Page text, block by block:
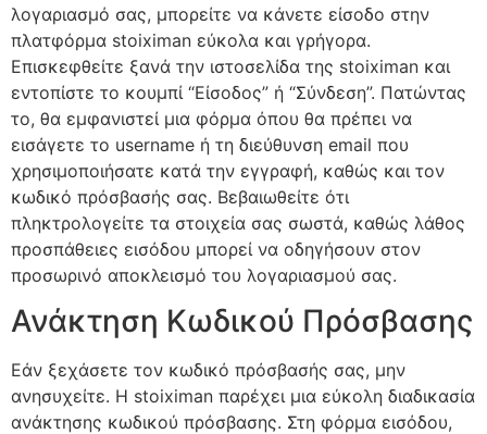
λογαριασμό σας, μπορείτε να κάνετε είσοδο στην
πλατφόρμα stoiximan εύκολα και γρήγορα.
Επισκεφθείτε ξανά την ιστοσελίδα της stoiximan και
εντοπίστε το κουμπί “Είσοδος” ή “Σύνδεση”. Πατώντας
το, θα εμφανιστεί μια φόρμα όπου θα πρέπει να
εισάγετε το username ή τη διεύθυνση email που
χρησιμοποιήσατε κατά την εγγραφή, καθώς και τον
κωδικό πρόσβασής σας. Βεβαιωθείτε ότι
πληκτρολογείτε τα στοιχεία σας σωστά, καθώς λάθος
προσπάθειες εισόδου μπορεί να οδηγήσουν στον
προσωρινό αποκλεισμό του λογαριασμού σας.
Ανάκτηση Κωδικού Πρόσβασης
Εάν ξεχάσετε τον κωδικό πρόσβασής σας, μην
ανησυχείτε. Η stoiximan παρέχει μια εύκολη διαδικασία
ανάκτησης κωδικού πρόσβασης. Στη φόρμα εισόδου,